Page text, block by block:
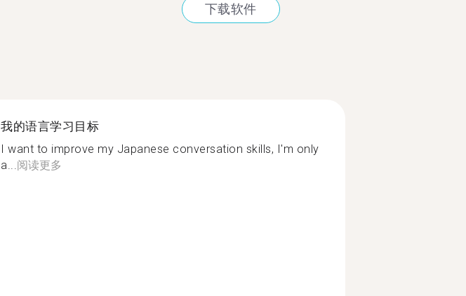
下载软件
我的语言学习目标
I want to improve my Japanese conversation skills, I'm only
a... 阅读更多